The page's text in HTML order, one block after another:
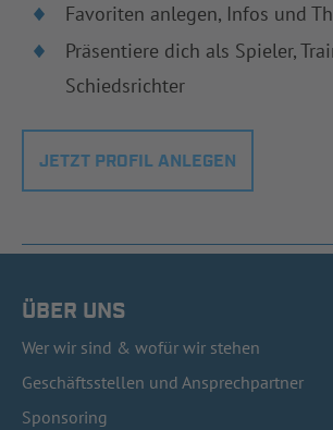
Favoriten anlegen, Infos und
Präsentiere dich als Spieler,
Schiedsrichter
JETZT PROFIL ANLEGEN
ÜBER UNS
Wer wir sind & wofür wir stehen
Geschäftsstellen und Ansprechpartner
Sponsoring